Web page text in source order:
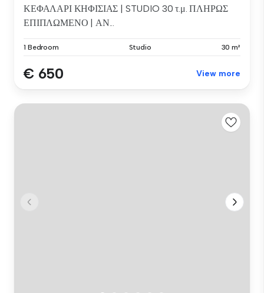
ΚΕΦΑΛΑΡΙ ΚΗΦΙΣΙΑΣ | STUDIO 30 τ.μ. ΠΛΗΡΩΣ
ΕΠΙΠΛΩΜΕΝΟ | ΑΝ...
1 Bedroom Studio 30 m²
€ 650 View more